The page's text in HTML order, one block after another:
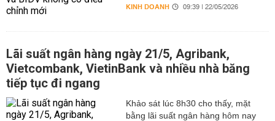
KINH DOANH 09:39 | 22/05/2026
Lãi suất ngân hàng ngày 21/5, Agribank,
Vietcombank, VietinBank và nhiều nhà băng
tiếp tục đi ngang
Khảo sát lúc 8h30 cho thấy, mặt
bằng lãi suất ngân hàng hôm nay